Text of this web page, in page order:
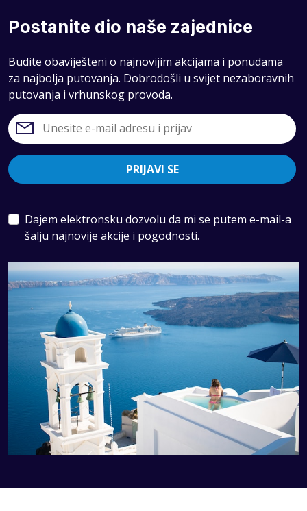
Postanite dio naše zajednice
Budite obaviješteni o najnovijim akcijama i ponudama
za najbolja putovanja. Dobrodošli u svijet nezaboravnih
putovanja i vrhunskog provoda.
PRIJAVI SE
Dajem elektronsku dozvolu da mi se putem e-mail-a
šalju najnovije akcije i pogodnosti.